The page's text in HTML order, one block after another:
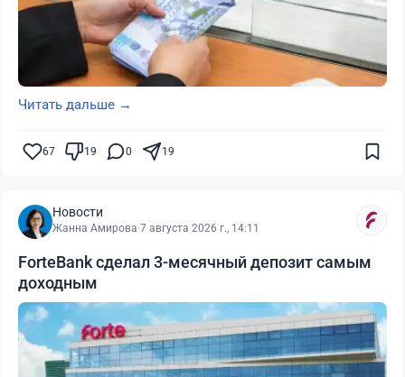
Читать дальше →
67 19 0 19
Новости
Жанна Амирова·7 августа 2026 г., 14:11
ForteBank сделал 3-месячный депозит самым
доходным